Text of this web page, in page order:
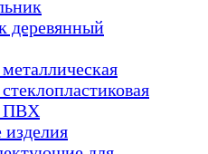
деревянный
ПВХ